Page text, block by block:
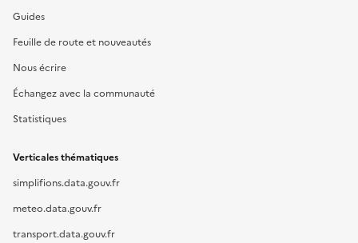
Guides
Feuille de route et nouveautés
Nous écrire
Échangez avec la communauté
Statistiques
Verticales thématiques
simplifions.data.gouv.fr
meteo.data.gouv.fr
transport.data.gouv.fr